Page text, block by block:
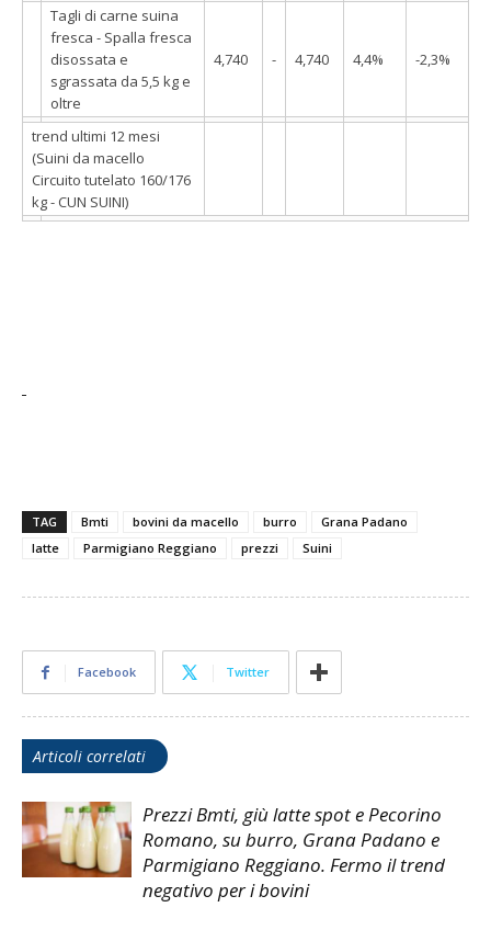
Tagli di carne suina
fresca - Spalla fresca
disossata e
sgrassata da 5,5 kg e
oltre
4,740 - 4,740 4,4% -2,3%
trend ultimi 12 mesi
(Suini da macello
Circuito tutelato 160/176
kg - CUN SUINI)
TAG Bmti bovini da macello burro
Grana Padano
latte
Parmigiano Reggiano prezzi Suini
Facebook Twitter
Articoli correlati
Prezzi Bmti, giù latte spot e Pecorino
Romano, su burro, Grana Padano e
Parmigiano Reggiano. Fermo il trend
negativo per i bovini